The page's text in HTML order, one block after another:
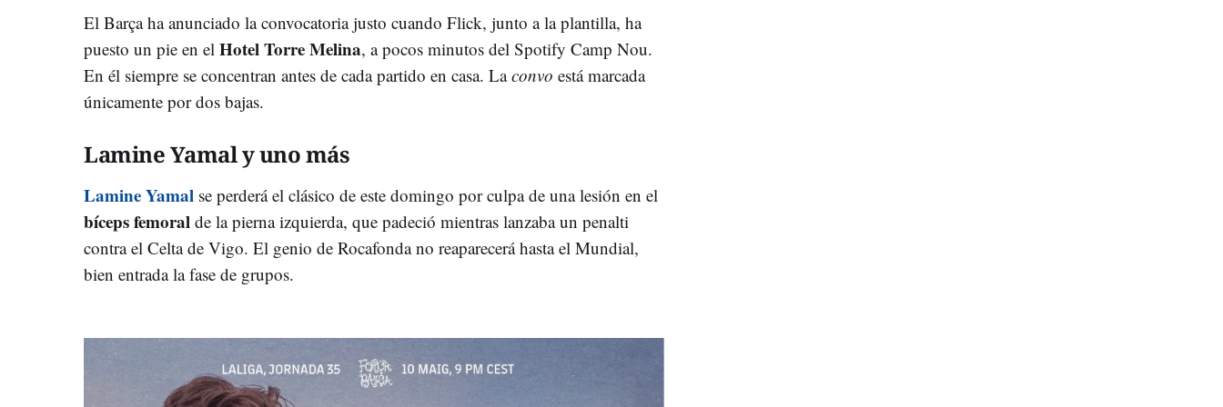
El Barça ha anunciado la convocatoria justo cuando Flick, junto a la plantilla, ha
puesto un pie en el Hotel Torre Melina, a pocos minutos del Spotify Camp Nou.
En él siempre se concentran antes de cada partido en casa. Laconvo está marcada
únicamente por dos bajas.
Lamine Yamal y uno más
Lamine Yamal se perderá el clásico de este domingo por culpa de una lesión en el
bíceps femoral de la pierna izquierda, que padeció mientras lanzaba un penalti
contra el Celta de Vigo. El genio de Rocafonda no reaparecerá hasta el Mundial,
bien entrada la fase de grupos.